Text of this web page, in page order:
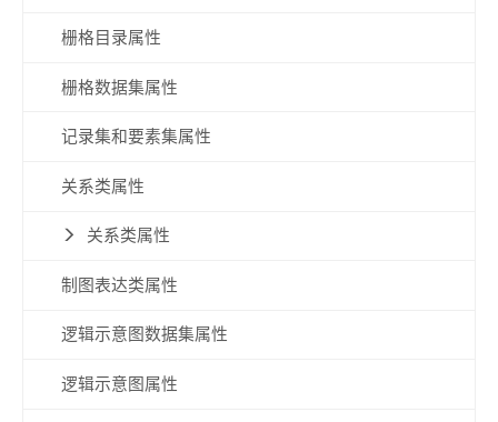
栅格目录属性
栅格数据集属性
记录集和要素集属性
关系类属性
关系类属性
制图表达类属性
逻辑示意图数据集属性
逻辑示意图属性